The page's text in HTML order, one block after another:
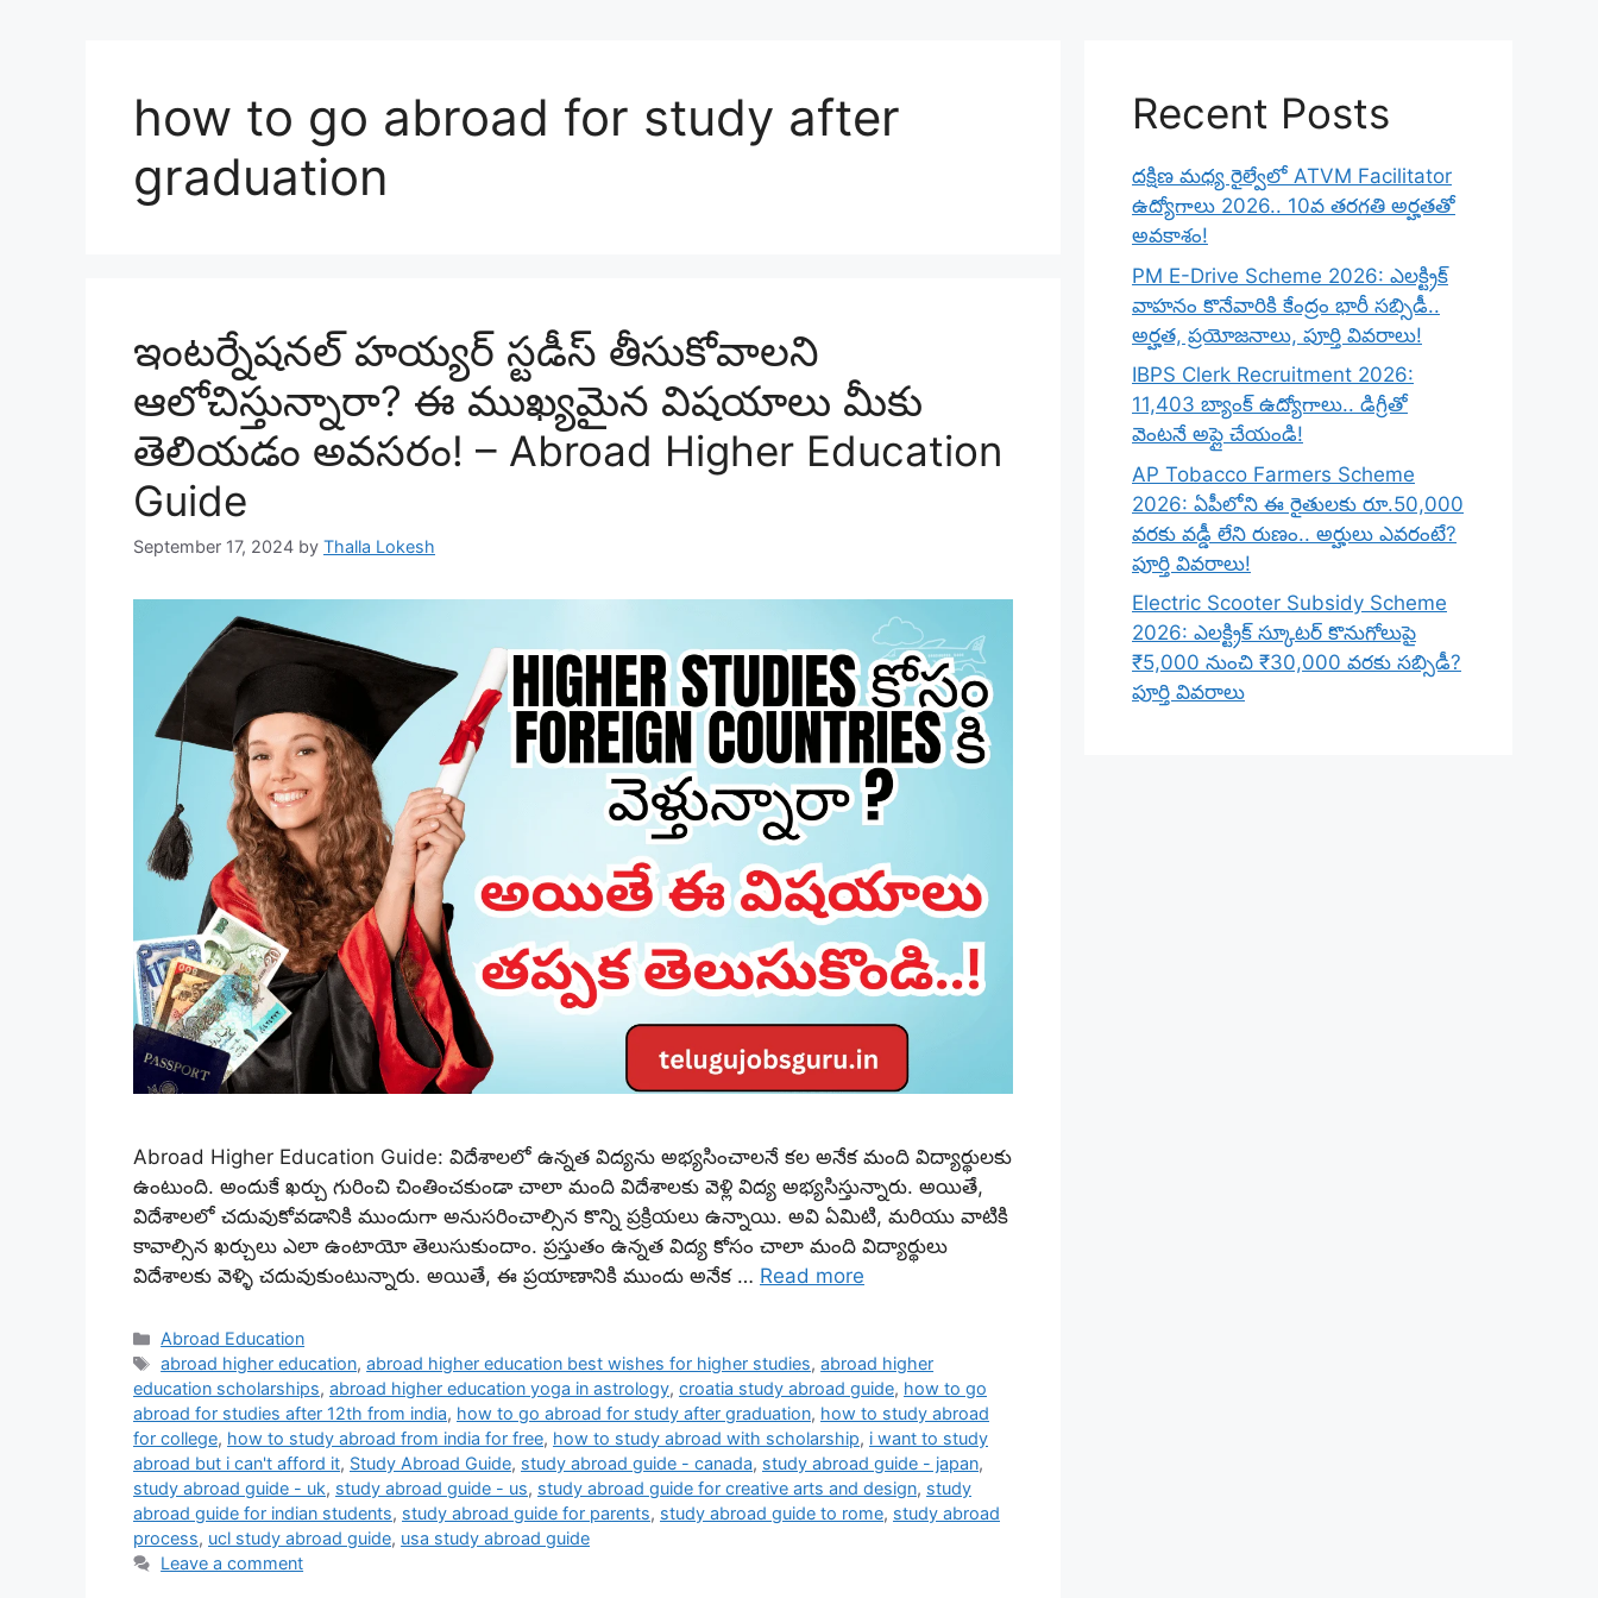
how to go abroad for study after
graduation
ఇంటర్నేషనల్ హయ్యర్ స్టడీస్ తీసుకోవాలని
ఆలోచిస్తున్నారా? ఈ ముఖ్యమైన విషయాలు మీకు
తెలియడం అవసరం! – Abroad Higher Education
Guide
September 17, 2024 by Thalla Lokesh
Abroad Higher Education Guide: విదేశాలలో ఉన్నత విద్యను అభ్యసించాలనే కల అనేక మంది విద్యార్థులకు
ఉంటుంది. అందుకే ఖర్చు గురించి చింతించకుండా చాలా మంది విదేశాలకు వెళ్లి విద్య అభ్యసిస్తున్నారు. అయితే,
విదేశాలలో చదువుకోవడానికి ముందుగా అనుసరించాల్సిన కొన్ని ప్రక్రియలు ఉన్నాయి. అవి ఏమిటి, మరియు వాటికి
కావాల్సిన ఖర్చులు ఎలా ఉంటాయో తెలుసుకుందాం. ప్రస్తుతం ఉన్నత విద్య కోసం చాలా మంది విద్యార్థులు
విదేశాలకు వెళ్ళి చదువుకుంటున్నారు. అయితే, ఈ ప్రయాణానికి ముందు అనేక … Read more
Categories
Abroad Education
Tags
abroad higher education,abroad higher education best wishes for higher studies,abroad higher
education scholarships, abroad higher education yoga in astrology, croatia study abroad guide, how to go
abroad for studies after 12th from india, how to go abroad for study after graduation, how to study abroad
for college, how to study abroad from india for free, how to study abroad with scholarship, i want to study
abroad but i can't afford it, Study Abroad Guide, study abroad guide - canada, study abroad guide - japan,
study abroad guide - uk, study abroad guide - us, study abroad guide for creative arts and design, study
abroad guide for indian students, study abroad guide for parents, study abroad guide to rome, study abroad
process, ucl study abroad guide, usa study abroad guide
Leave a comment
Recent Posts
దక్షిణ మధ్య రైల్వేలో ATVM Facilitator
ఉద్యోగాలు 2026.. 10వ తరగతి అర్హతతో
అవకాశం!
PM E-Drive Scheme 2026: ఎలక్ట్రిక్
వాహనం కొనేవారికి కేంద్రం భారీ సబ్సిడీ..
అర్హత, ప్రయోజనాలు, పూర్తి వివరాలు!
IBPS Clerk Recruitment 2026:
11,403 బ్యాంక్ ఉద్యోగాలు.. డిగ్రీతో
వెంటనే అప్లై చేయండి!
AP Tobacco Farmers Scheme
2026: ఏపీలోని ఈ రైతులకు రూ.50,000
వరకు వడ్డీ లేని రుణం.. అర్హులు ఎవరంటే?
పూర్తి వివరాలు!
Electric Scooter Subsidy Scheme
2026: ఎలక్ట్రిక్ స్కూటర్ కొనుగోలుపై
₹5,000 నుంచి ₹30,000 వరకు సబ్సిడీ?
పూర్తి వివరాలు